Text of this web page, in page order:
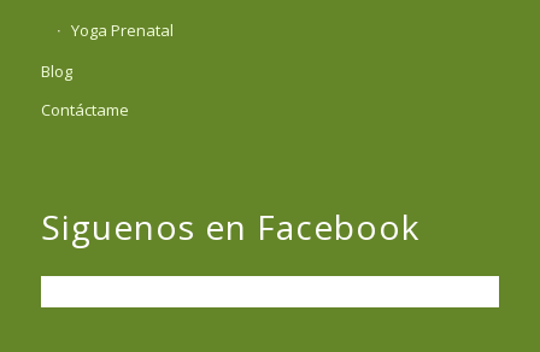
Yoga Prenatal
Blog
Contáctame
Siguenos en Facebook